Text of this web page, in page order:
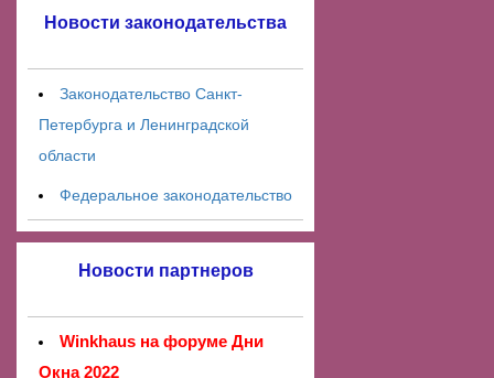
Новости законодательства
Законодательство Санкт-
Петербурга и Ленинградской
области
Федеральное законодательство
Новости партнеров
Winkhaus на форуме Дни
Окна 2022